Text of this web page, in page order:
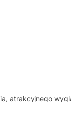
atrakcyjnego